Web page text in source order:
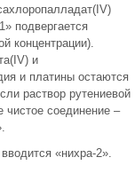
подвергается
концентрации).
и
и платины остаются
раствор рутениевой
соединение –
«нихра‑2».